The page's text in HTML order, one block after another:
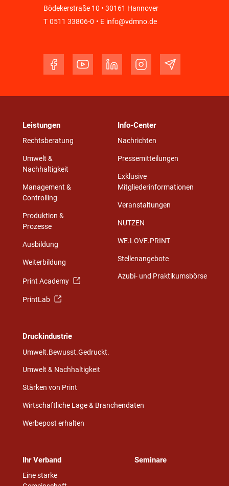
Bödekerstraße 10 • 30161 Hannover
T 0511 33806-0 • E info@vdmno.de
Leistungen
Rechtsberatung
Umwelt &
Nachhaltigkeit
Management &
Controlling
Produktion &
Prozesse
Ausbildung
Weiterbildung
Print Academy
PrintLab
Info-Center
Nachrichten
Pressemitteilungen
Exklusive
Mitgliederinformationen
Veranstaltungen
NUTZEN
WE.LOVE.PRINT
Stellenangebote
Azubi- und Praktikumsbörse
Druckindustrie
Umwelt.Bewusst.Gedruckt.
Umwelt & Nachhaltigkeit
Stärken von Print
Wirtschaftliche Lage & Branchendaten
Werbepost erhalten
Ihr Verband
Eine starke
Seminare